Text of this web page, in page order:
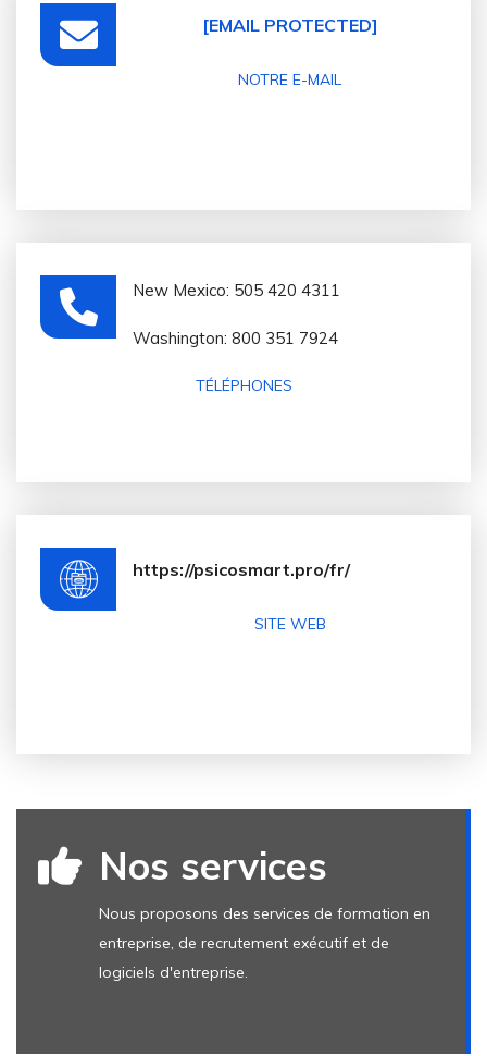
[EMAIL PROTECTED]
NOTRE E-MAIL
New Mexico: 505 420 4311
Washington: 800 351 7924
TÉLÉPHONES
https://psicosmart.pro/fr/
SITE WEB
Nos services
Nous proposons des services de formation en
entreprise, de recrutement exécutif et de
logiciels d'entreprise.